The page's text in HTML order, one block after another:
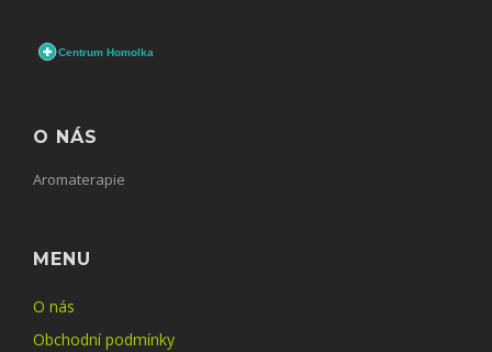
O NÁS
Aromaterapie
MENU
O nás
Obchodní podmínky